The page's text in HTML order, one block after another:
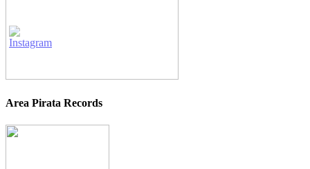
Area Pirata Records